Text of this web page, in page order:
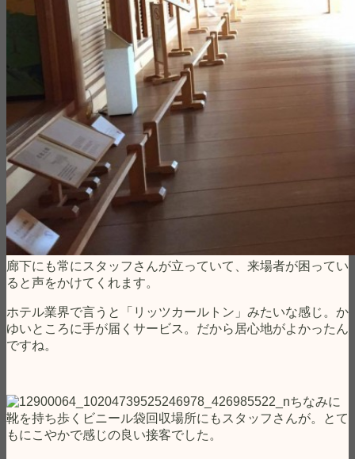
廊下にも常にスタッフさんが立っていて、来場者が困ってい
ると声をかけてくれます。
ホテル業界で言うと「リッツカールトン」みたいな感じ。か
ゆいところに手が届くサービス。だから居心地がよかったん
ですね。
ちなみに
靴を持ち歩くビニール袋回収場所にもスタッフさんが。とて
もにこやかで感じの良い接客でした。